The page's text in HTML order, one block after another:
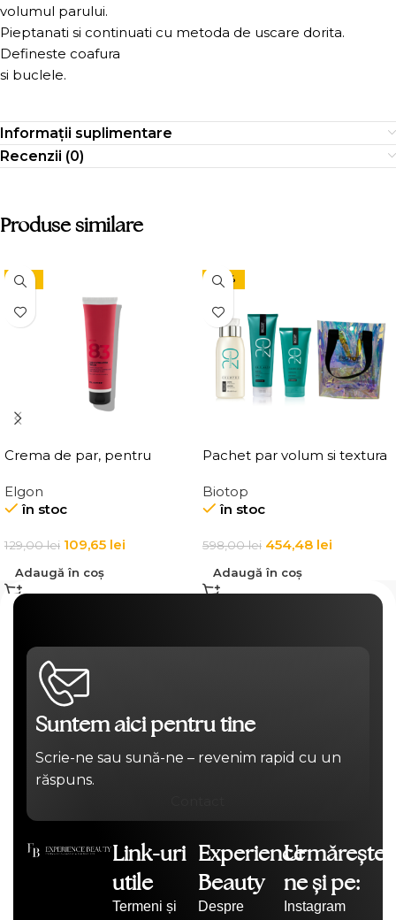
volumul parului.
Pieptanati si continuati cu metoda de uscare dorita.
Defineste coafura
si buclele.
Informații suplimentare
Recenzii (0)
Produse similare
-15%
Crema de par, pentru
Affixx 83 Curl Creator
Cream
Elgon
în stoc
129,00lei 109,65 lei
Adaugă în coș
-24%
Pachet par volum si textura
Biotop
în stoc
598,00lei 454,48 lei
Adaugă în coș
Suntem aici pentru tine
Scrie-ne sau sună-ne – revenim rapid cu un
răspuns.
Link-uri
utile
Termeni și
Experience
Beauty
Despre
Urmărește-
ne și pe:
Instagram